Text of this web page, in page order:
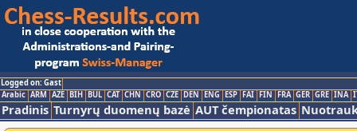
Logged on: Gast
Arabic ARM AZE BIH BUL CAT CHN CRO CZE DEN ENG ESP FAI FIN FRA GER GRE INA
Pradinis Turnyrų duomenų bazė AUT čempionatas